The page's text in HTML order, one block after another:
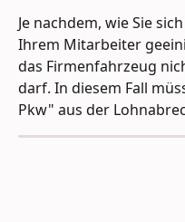
Je nachdem, wie Sie
Ihrem Mitarbeiter
das Firmenfahrzeug
darf. In diesem Fall
Pkw" aus der